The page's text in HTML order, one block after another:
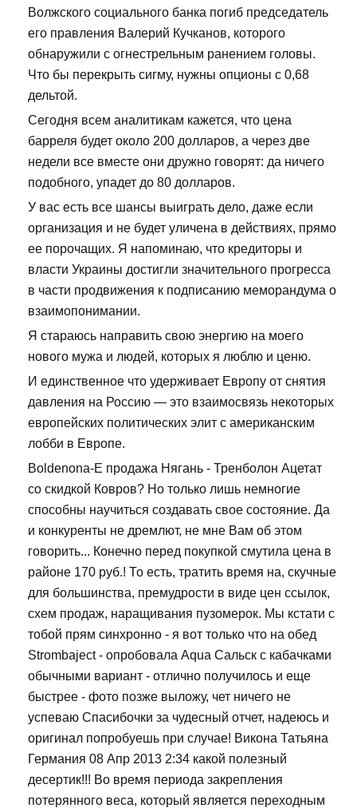
Волжского социального банка погиб председатель
его правления Валерий Кучканов, которого
обнаружили с огнестрельным ранением головы.
Что бы перекрыть сигму, нужны опционы с 0,68
дельтой.
Сегодня всем аналитикам кажется, что цена
барреля будет около 200 долларов, а через две
недели все вместе они дружно говорят: да ничего
подобного, упадет до 80 долларов.
У вас есть все шансы выиграть дело, даже если
организация и не будет уличена в действиях, прямо
ее порочащих. Я напоминаю, что кредиторы и
власти Украины достигли значительного прогресса
в части продвижения к подписанию меморандума о
взаимопонимании.
Я стараюсь направить свою энергию на моего
нового мужа и людей, которых я люблю и ценю.
И единственное что удерживает Европу от снятия
давления на Россию — это взаимосвязь некоторых
европейских политических элит с американским
лобби в Европе.
Boldenona-E продажа Нягань - Тренболон Ацетат
со скидкой Ковров? Но только лишь немногие
способны научиться создавать свое состояние. Да
и конкуренты не дремлют, не мне Вам об этом
говорить... Конечно перед покупкой смутила цена в
районе 170 руб.! То есть, тратить время на, скучные
для большинства, премудрости в виде цен ссылок,
схем продаж, наращивания пузомерок. Мы кстати с
тобой прям синхронно - я вот только что на обед
Strombaject - опробовала Aqua Сальск с кабачками
обычными вариант - отлично получилось и еще
быстрее - фото позже выложу, чет ничего не
успеваю Спасибочки за чудесный отчет, надеюсь и
оригинал попробуешь при случае! Викона Татьяна
Германия 08 Апр 2013 2:34 какой полезный
десертик!!! Во время периода закрепления
потерянного веса, который является переходным